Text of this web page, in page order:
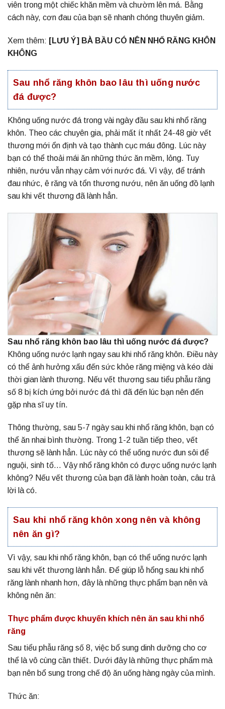
viên trong một chiếc khăn mềm và chườm lên má. Bằng
cách này, cơn đau của bạn sẽ nhanh chóng thuyên giảm.
Xem thêm: [LƯU Ý] BÀ BẦU CÓ NÊN NHỔ RĂNG KHÔN
KHÔNG
Sau nhổ răng khôn bao lâu thì uống nước
đá được?
Không uống nước đá trong vài ngày đầu sau khi nhổ răng
khôn. Theo các chuyên gia, phải mất ít nhất 24-48 giờ vết
thương mới ổn định và tạo thành cục máu đông. Lúc này
bạn có thể thoải mái ăn những thức ăn mềm, lỏng. Tuy
nhiên, nướu vẫn nhạy cảm với nước đá. Vì vậy, để tránh
đau nhức, ê răng và tổn thương nướu, nên ăn uống đồ lạnh
sau khi vết thương đã lành hẳn.
Sau nhổ răng khôn bao lâu thì uống nước đá được?
Không uống nước lạnh ngay sau khi nhổ răng khôn. Điều này
có thể ảnh hưởng xấu đến sức khỏe răng miệng và kéo dài
thời gian lành thương. Nếu vết thương sau tiểu phẫu răng
số 8 bị kích ứng bởi nước đá thì đã đến lúc bạn nên đến
gặp nha sĩ uy tín.
Thông thường, sau 5-7 ngày sau khi nhổ răng khôn, bạn có
thể ăn nhai bình thường. Trong 1-2 tuần tiếp theo, vết
thương sẽ lành hẳn. Lúc này có thể uống nước đun sôi để
nguội, sinh tố… Vậy nhổ răng khôn có được uống nước lạnh
không? Nếu vết thương của bạn đã lành hoàn toàn, câu trả
lời là có.
Sau khi nhổ răng khôn xong nên và không
nên ăn gì?
Vì vậy, sau khi nhổ răng khôn, bạn có thể uống nước lạnh
sau khi vết thương lành hẳn. Để giúp lỗ hổng sau khi nhổ
răng lành nhanh hơn, đây là những thực phẩm bạn nên và
không nên ăn:
Thực phẩm được khuyến khích nên ăn sau khi nhổ
răng
Sau tiểu phẫu răng số 8, việc bổ sung dinh dưỡng cho cơ
thể là vô cùng cần thiết. Dưới đây là những thực phẩm mà
bạn nên bổ sung trong chế độ ăn uống hàng ngày của mình.
Thức ăn: